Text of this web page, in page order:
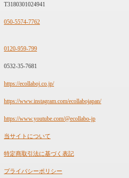
T3180301024941
050-5574-7762
0120-959-799
0532-35-7681
https://ecollaboj.co.jp/
https://www.instagram.com/ecollabojapan/
https://www.youtube.com/@ecollabo-jp
当サイトについて
特定商取引法に基づく表記
プライバシーポリシー